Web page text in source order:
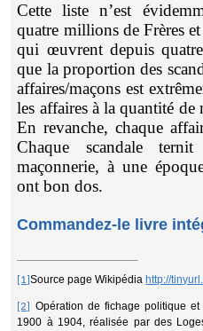
Cette liste n’est
quatre millions de Frères
qui œuvrent depuis
que la proportion des
affaires/maçons est
les affaires à la quantité de
En revanche, chaque
Chaque scandale
maçonnerie, à une
ont bon dos.
Commandez-le livre
[1]Source page Wikipédia http://
[2]
Opération de fichage politique
1900 à 1904, réalisée par des